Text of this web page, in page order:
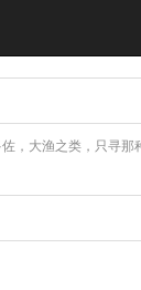
大渔之类，只寻